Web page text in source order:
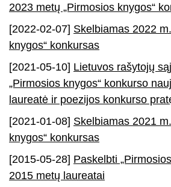
2023 metų „Pirmosios knygos“
[2022-02-07] Skelbiamas 2022
knygos“ konkursas
[2021-05-10] Lietuvos rašytojų
„Pirmosios knygos“ konkurso
laureatė ir poezijos konkurso
[2021-01-08] Skelbiamas 2021
knygos“ konkursas
[2015-05-28] Paskelbti
2015 metų laureatai